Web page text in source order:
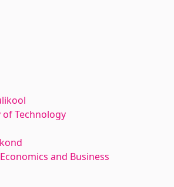
Technology
and Business